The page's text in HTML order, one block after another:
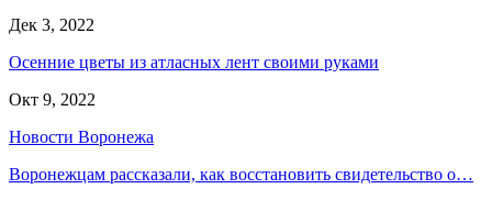
Дек 3, 2022
Осенние цветы из атласных лент своими руками
Окт 9, 2022
Новости Воронежа
Воронежцам рассказали, как восстановить свидетельство о…